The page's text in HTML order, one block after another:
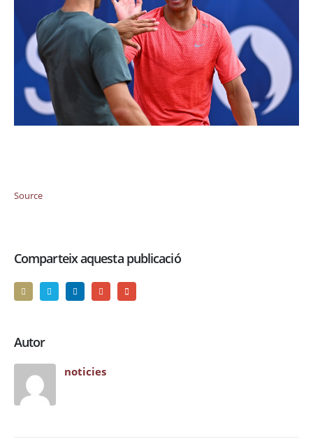
Source
Comparteix aquesta publicació
Autor
noticies